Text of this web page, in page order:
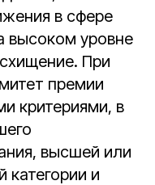
в сфере
высоком уровне
При
премии
критериями, в
высшей или
категории и